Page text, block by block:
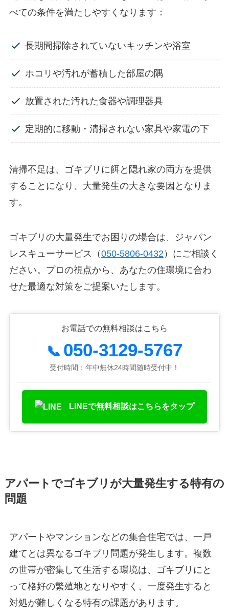
べての条件を満たしやすくなります：
長期間掃除されていないキッチンや浴室
ホコリや汚れが蓄積した部屋の隅
放置された汚れた食器や調理器具
定期的に移動・清掃されない家具や家電の下
清掃不足は、ゴキブリに餌と隠れ家の両方を提供
することになり、大量発生の大きな要因となりま
す。
ゴキブリの大量発生でお困りの場合は、ジャパン
レスキューサービス（050-5806-0432）にご相談く
ださい。プロの視点から、あなたの住環境に合わ
せた最適な対策をご提案いたします。
お電話での無料相談はこちら
📞 050-3129-5767
受付時間：年中無休24時間随時受付中！
LINEで無料相談はこちらをタップ
アパートでゴキブリが大量発生する特有の
問題
アパートやマンションなどの集合住宅では、一戸
建てとは異なるゴキブリ問題が発生します。複数
の世帯が密集して生活する環境は、ゴキブリにと
って格好の繁殖地となりやすく、一度発生すると
対処が難しくなる特有の課題があります。